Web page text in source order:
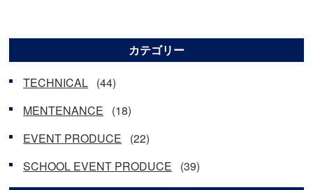
カテゴリー
TECHNICAL (44)
MENTENANCE
(18)
EVENT PRODUCE
(22)
SCHOOL EVENT PRODUCE
(39)